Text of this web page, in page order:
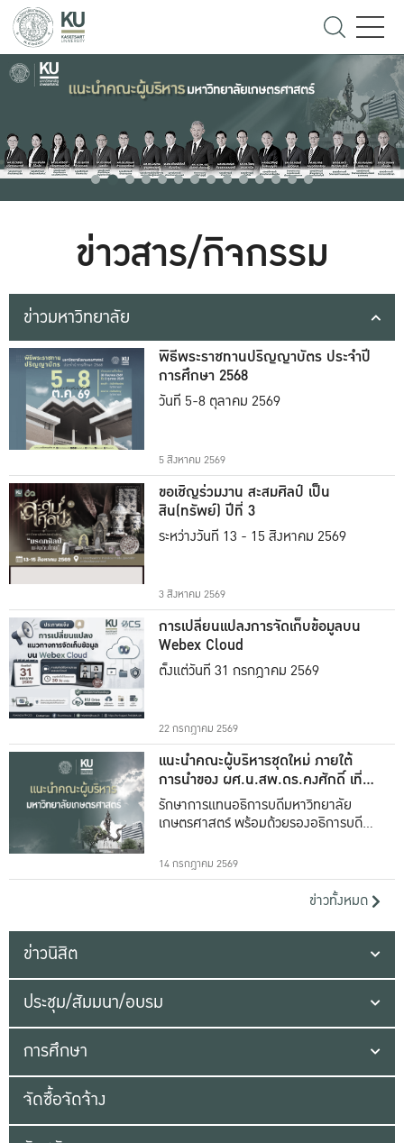
ข่าวสาร/กิจกรรม
ข่าวมหาวิทยาลัย
พิธีพระราชทานปริญญาบัตร ประจำปี
การศึกษา 2568
วันที่ 5-8 ตุลาคม 2569
5 สิงหาคม 2569
ขอเชิญร่วมงาน สะสมศิลป์ เป็น
สิน(ทรัพย์) ปีที่ 3
ระหว่างวันที่ 13 - 15 สิงหาคม 2569
3 สิงหาคม 2569
การเปลี่ยนแปลงการจัดเก็บข้อมูลบน
Webex Cloud
ตั้งแต่วันที่ 31 กรกฎาคม 2569
22 กรกฎาคม 2569
แนะนำคณะผู้บริหารชุดใหม่ ภายใต้
การนำของ ผศ.น.สพ.ดร.คงศักดิ์ เที่ยง
ธรรม
รักษาการแทนอธิการบดีมหาวิทยาลัย
เกษตรศาสตร์ พร้อมด้วยรองอธิการบดีทั้ง
14 กรกฎาคม 2569
ข่าวทั้งหมด
ข่าวนิสิต
ประชุม/สัมมนา/อบรม
การศึกษา
จัดซื้อจัดจ้าง